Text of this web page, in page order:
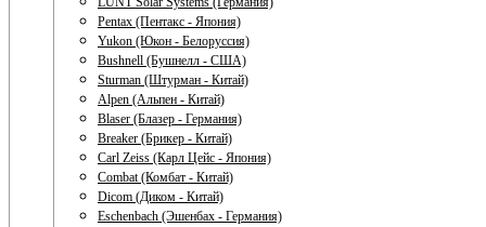
Pentax (Пентакс - Япония)
Yukon (Юкон - Белоруссия)
Bushnell (Бушнелл - США)
Sturman (Штурман - Китай)
Alpen (Альпен - Китай)
Blaser (Блазер - Германия)
Breaker (Брикер - Китай)
Carl Zeiss (Карл Цейс - Япония)
Combat (Комбат - Китай)
Dicom (Диком - Китай)
Eschenbach (Эшенбах - Германия)